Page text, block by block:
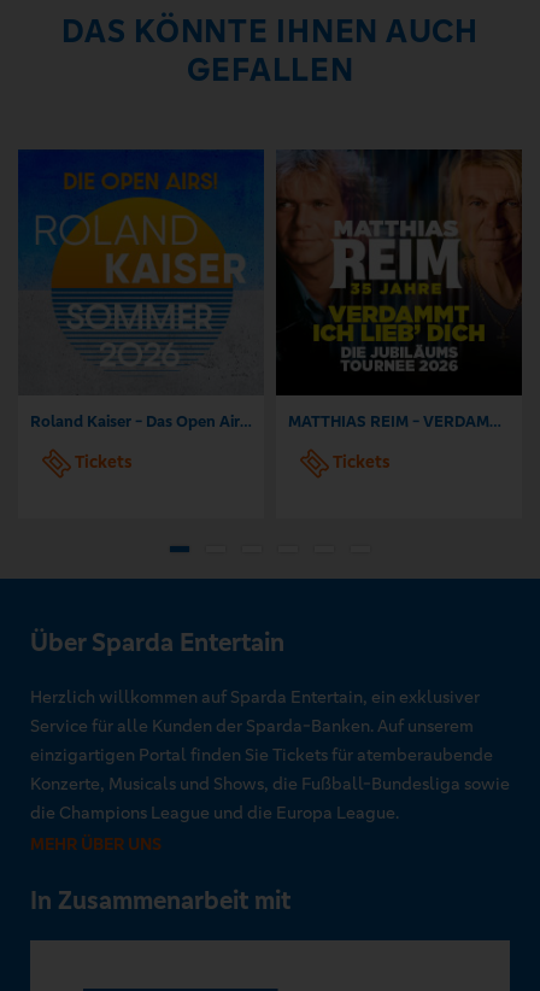
DAS KÖNNTE IHNEN AUCH
GEFALLEN
Roland Kaiser - Das Open Air 2026!
Tickets
MATTHIAS REIM - VERDAMMT, ICH LIEB DICH! – Die Jubiläumstournee 2026
Tickets
Über Sparda Entertain
Herzlich willkommen auf Sparda Entertain, ein exklusiver
Service für alle Kunden der Sparda-Banken. Auf unserem
einzigartigen Portal finden Sie Tickets für atemberaubende
Konzerte, Musicals und Shows, die Fußball-Bundesliga sowie
die Champions League und die Europa League.
MEHR ÜBER UNS
In Zusammenarbeit mit